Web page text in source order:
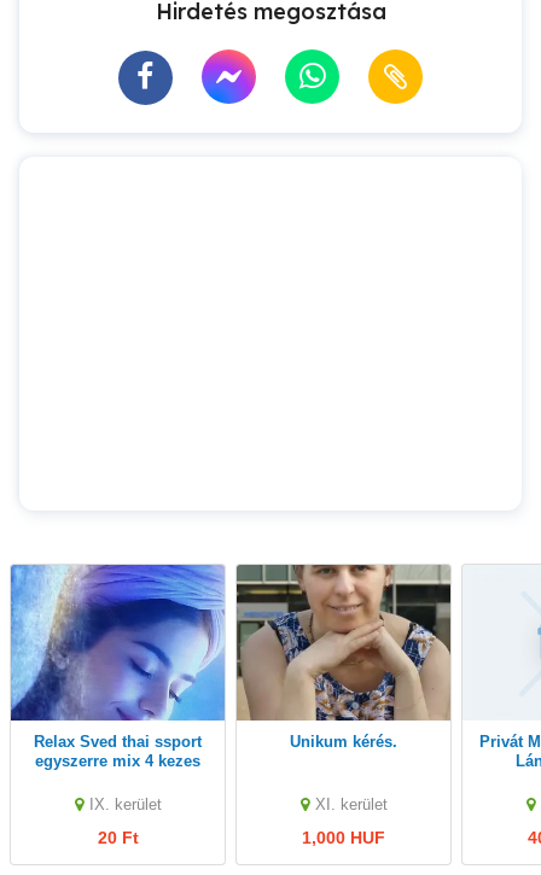
Hirdetés megosztása
Relax Sved thai ssport
egyszerre mix 4 kezes
IX. kerület
20 Ft
Unikum kérés.
XI. kerület
1,000 HUF
Privát Masszázsra Fiatal